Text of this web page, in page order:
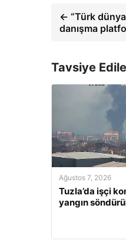
← “Türk
danışma
Tavsiye
Ağustos 7, 2026
Tuzla’da işçi
yangın